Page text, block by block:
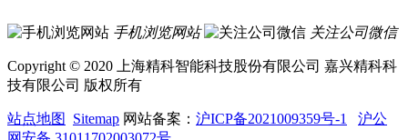
手机浏览网站 关注公司微信
Copyright © 2020 上海精科智能科技股份有限公司 嘉兴精科科
技有限公司 版权所有
站点地图 Sitemap 网站备案： 沪ICP备2021009359号-1
沪公